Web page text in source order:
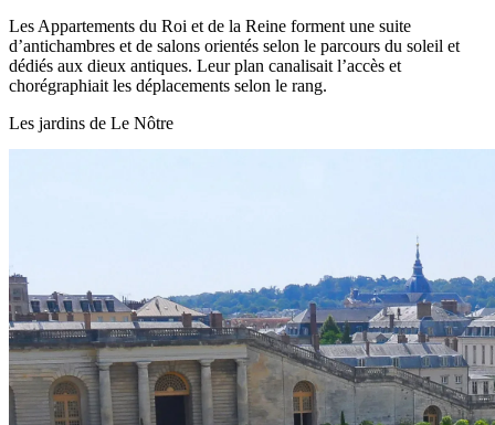
Les Appartements du Roi et de la Reine forment une suite
d’antichambres et de salons orientés selon le parcours du soleil et
dédiés aux dieux antiques. Leur plan canalisait l’accès et
chorégraphiait les déplacements selon le rang.
Les jardins de Le Nôtre